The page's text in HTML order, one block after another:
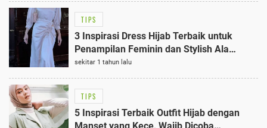
TIPS
3 Inspirasi Dress Hijab Terbaik untuk
Penampilan Feminin dan Stylish Ala
Selebram
sekitar 1 tahun lalu
TIPS
5 Inspirasi Terbaik Outfit Hijab dengan